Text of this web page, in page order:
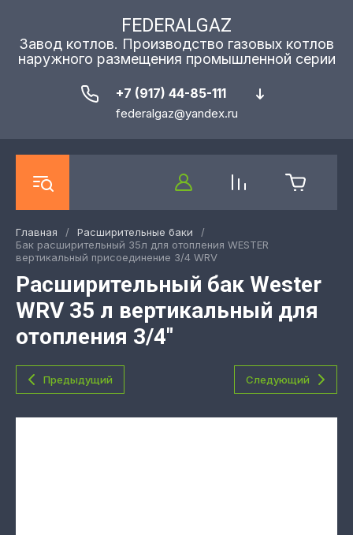
FEDERALGAZ
Завод котлов. Производство газовых котлов
наружного размещения промышленной серии
+7 (917) 44-85-111
federalgaz@yandex.ru
Главная / Расширительные баки
/
Бак расширительный 35л для отопления WESTER
вертикальный присоединение 3/4 WRV
Расширительный бак Wester
WRV 35 л вертикальный для
отопления 3/4"
Предыдущий Следующий